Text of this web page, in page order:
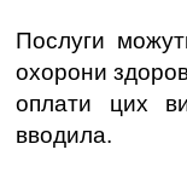
Послуги
охорони
оплати цих
вводила.